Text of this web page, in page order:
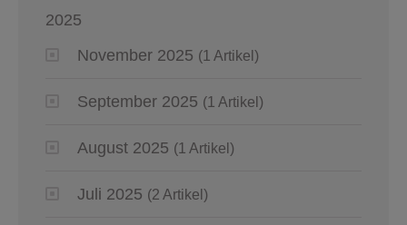
2025
November 2025 (1 Artikel)
September 2025 (1 Artikel)
August 2025 (1 Artikel)
Juli 2025 (2 Artikel)